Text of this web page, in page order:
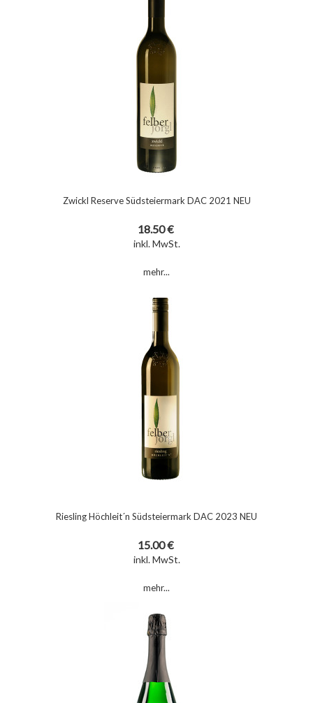
Zwickl Reserve Südsteiermark DAC 2021 NEU
18.50 €
inkl. MwSt.
mehr...
Riesling Höchleit´n Südsteiermark DAC 2023 NEU
15.00 €
inkl. MwSt.
mehr...